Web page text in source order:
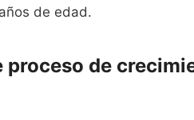
de edad.
proceso de